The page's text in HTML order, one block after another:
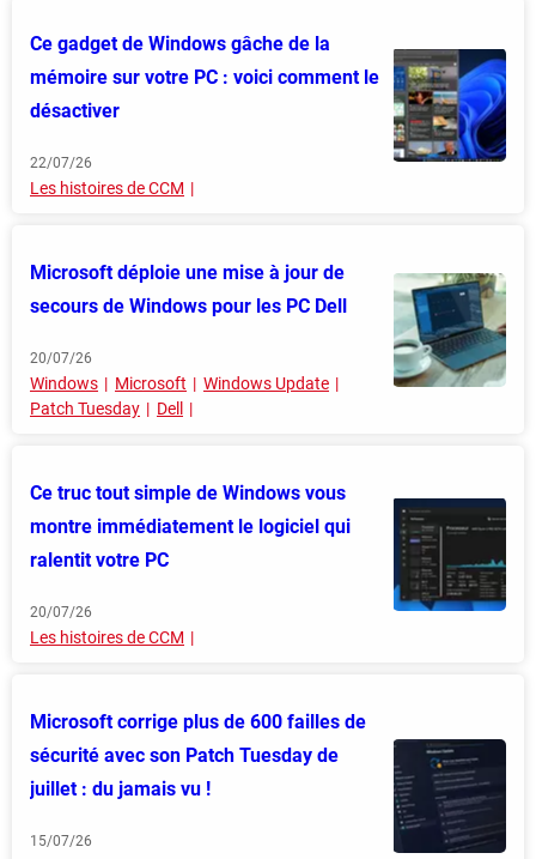
Ce gadget de Windows gâche de la
mémoire sur votre PC : voici comment le
désactiver
22/07/26
Les histoires de CCM
Microsoft déploie une mise à jour de
secours de Windows pour les PC Dell
20/07/26
Windows Microsoft
Windows Update
Patch Tuesday
Dell
Ce truc tout simple de Windows vous
montre immédiatement le logiciel qui
ralentit votre PC
20/07/26
Les histoires de CCM
Microsoft corrige plus de 600 failles de
sécurité avec son Patch Tuesday de
juillet : du jamais vu !
15/07/26